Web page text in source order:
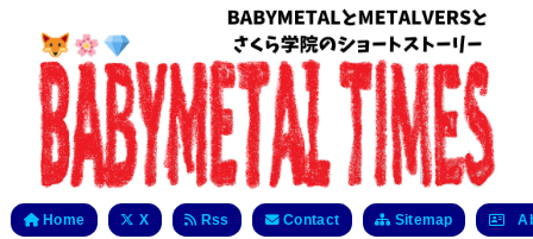
Home X Rss Contact Sitemap